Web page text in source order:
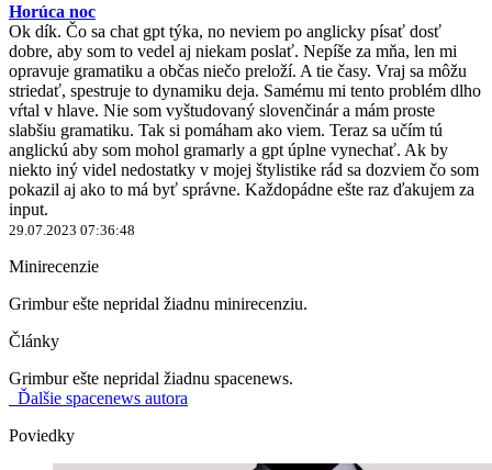
Horúca noc
Ok dík. Čo sa chat gpt týka, no neviem po anglicky písať dosť
dobre, aby som to vedel aj niekam poslať. Nepíše za mňa, len mi
opravuje gramatiku a občas niečo preloží. A tie časy. Vraj sa môžu
striedať, spestruje to dynamiku deja. Samému mi tento problém dlho
vŕtal v hlave. Nie som vyštudovaný slovenčinár a mám proste
slabšiu gramatiku. Tak si pomáham ako viem. Teraz sa učím tú
anglickú aby som mohol gramarly a gpt úplne vynechať. Ak by
niekto iný videl nedostatky v mojej štylistike rád sa dozviem čo som
pokazil aj ako to má byť správne. Každopádne ešte raz ďakujem za
input.
29.07.2023 07:36:48
Minirecenzie
Grimbur ešte nepridal žiadnu minirecenziu.
Články
Grimbur ešte nepridal žiadnu spacenews.
Ďalšie spacenews autora
Poviedky